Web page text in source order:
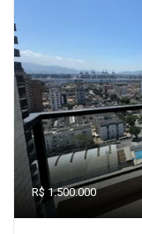
R$ 1.500.000